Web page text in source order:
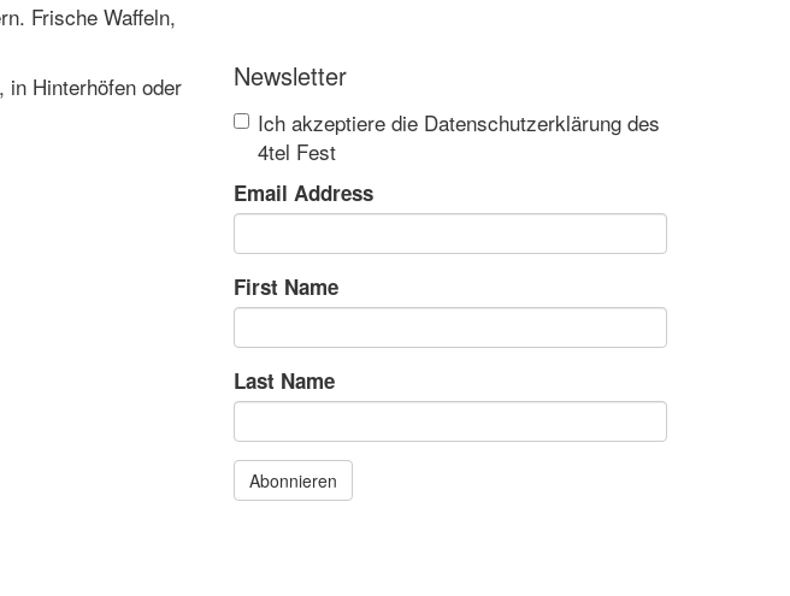
Frische Waffeln,
in Hinterhöfen oder
Newsletter
Ich akzeptiere die Datenschutzerklärung des
4tel Fest
Email Address
First Name
Last Name
Abonnieren